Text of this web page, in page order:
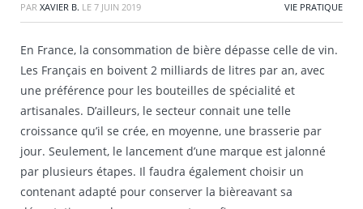
PAR XAVIER B. LE 7 JUIN 2019 VIE PRATIQUE
En France, la consommation de bière dépasse celle de vin.
Les Français en boivent 2 milliards de litres par an, avec
une préférence pour les bouteilles de spécialité et
artisanales. D’ailleurs, le secteur connait une telle
croissance qu’il se crée, en moyenne, une brasserie par
jour. Seulement, le lancement d’une marque est jalonné
par plusieurs étapes. Il faudra également choisir un
contenant adapté pour conserver la bièreavant sa